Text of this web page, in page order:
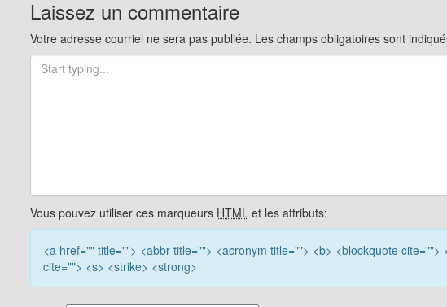
les
articles
Laissez un commentaire
Votre adresse courriel ne sera pas publiée. Les champs obligatoires sont
Vous pouvez utiliser ces marqueurs HTML et les attributs:
<a href="" title=""> <abbr title=""> <acronym title=""> <b> <blockquote
cite=""> <s> <strike> <strong>